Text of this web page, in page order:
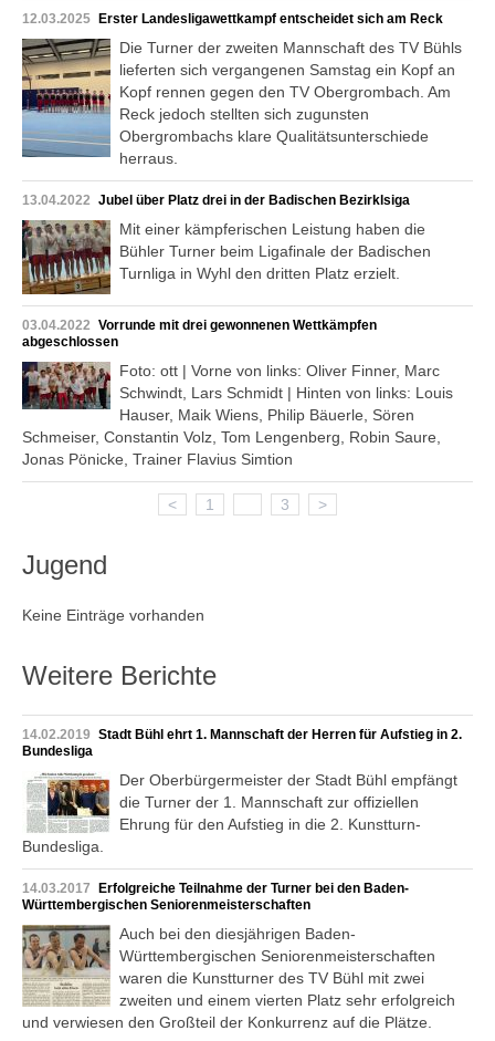
12.03.2025 Erster Landesligawettkampf entscheidet sich am Reck
Die Turner der zweiten Mannschaft des TV Bühls
lieferten sich vergangenen Samstag ein Kopf an
Kopf rennen gegen den TV Obergrombach. Am
Reck jedoch stellten sich zugunsten
Obergrombachs klare Qualitätsunterschiede
herraus.
13.04.2022 Jubel über Platz drei in der Badischen Bezirklsiga
Mit einer kämpferischen Leistung haben die
Bühler Turner beim Ligafinale der Badischen
Turnliga in Wyhl den dritten Platz erzielt.
03.04.2022 Vorrunde mit drei gewonnenen Wettkämpfen
abgeschlossen
Foto: ott | Vorne von links: Oliver Finner, Marc
Schwindt, Lars Schmidt | Hinten von links: Louis
Hauser, Maik Wiens, Philip Bäuerle, Sören
Schmeiser, Constantin Volz, Tom Lengenberg, Robin Saure,
Jonas Pönicke, Trainer Flavius Simtion
< 1 3 >
Jugend
Keine Einträge vorhanden
Weitere Berichte
14.02.2019 Stadt Bühl ehrt 1. Mannschaft der Herren für Aufstieg in 2.
Bundesliga
Der Oberbürgermeister der Stadt Bühl empfängt
die Turner der 1. Mannschaft zur offiziellen
Ehrung für den Aufstieg in die 2. Kunstturn-
Bundesliga.
14.03.2017
Erfolgreiche Teilnahme der Turner bei den Baden-
Württembergischen Seniorenmeisterschaften
Auch bei den diesjährigen Baden-
Württembergischen Seniorenmeisterschaften
waren die Kunstturner des TV Bühl mit zwei
zweiten und einem vierten Platz sehr erfolgreich
und verwiesen den Großteil der Konkurrenz auf die Plätze.